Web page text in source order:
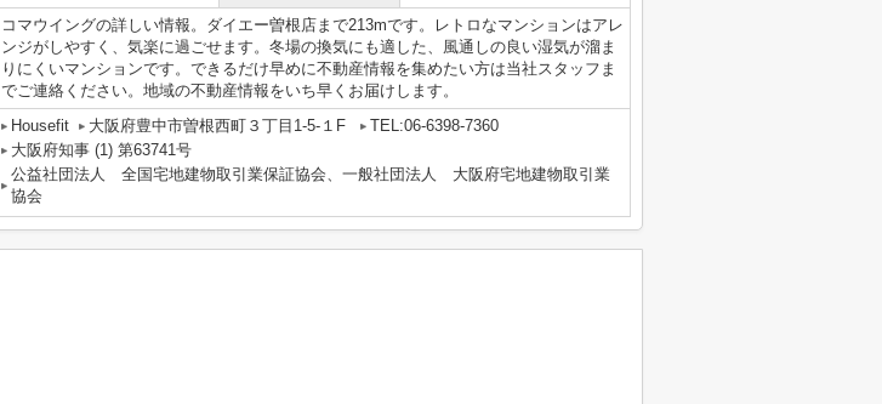
コマウイングの詳しい情報。ダイエー曽根店まで213mです。レトロなマンションはアレ
ンジがしやすく、気楽に過ごせます。冬場の換気にも適した、風通しの良い湿気が溜ま
りにくいマンションです。できるだけ早めに不動産情報を集めたい方は当社スタッフま
でご連絡ください。地域の不動産情報をいち早くお届けします。
Housefit 大阪府豊中市曽根西町３丁目1-5-１F
TEL:06-6398-7360
大阪府知事 (1) 第63741号
公益社団法人 全国宅地建物取引業保証協会、一般社団法人 大阪府宅地建物取引業
協会